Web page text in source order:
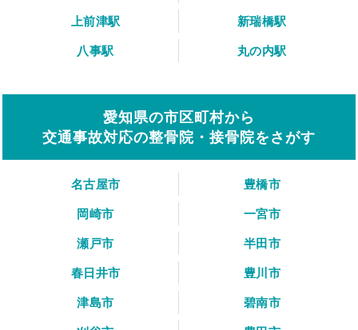
上前津駅
新瑞橋駅
八事駅
丸の内駅
愛知県の市区町村から
交通事故対応の整骨院・接骨院をさがす
名古屋市
豊橋市
岡崎市
一宮市
瀬戸市
半田市
春日井市
豊川市
津島市
碧南市